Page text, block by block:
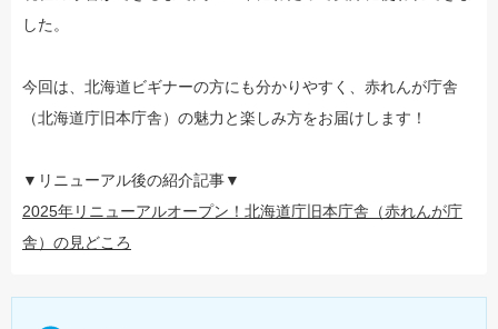
した。
今回は、北海道ビギナーの方にも分かりやすく、赤れんが庁舎
（北海道庁旧本庁舎）の魅力と楽しみ方をお届けします！
▼リニューアル後の紹介記事▼
2025年リニューアルオープン！北海道庁旧本庁舎（赤れんが庁
舎）の見どころ